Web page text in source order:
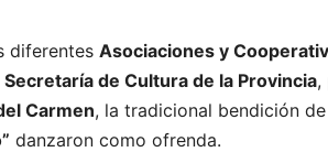
diferentes Asociaciones y
Secretaría de Cultura de la Provincia,
Carmen, la tradicional bendición
danzaron como ofrenda.